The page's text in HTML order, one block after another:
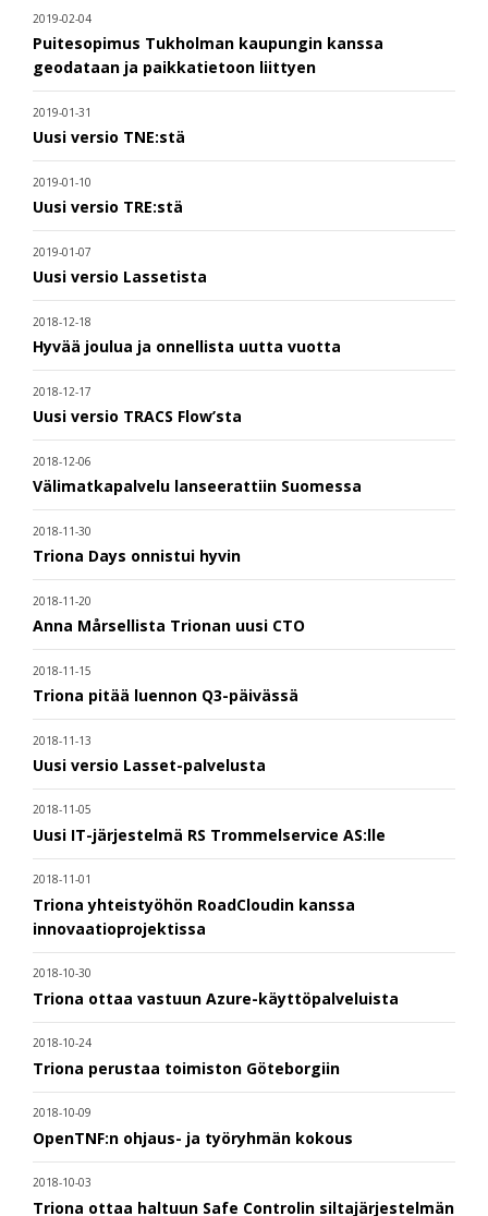
2019-02-04
Puitesopimus Tukholman kaupungin kanssa
geodataan ja paikkatietoon liittyen
2019-01-31
Uusi versio TNE:stä
2019-01-10
Uusi versio TRE:stä
2019-01-07
Uusi versio Lassetista
2018-12-18
Hyvää joulua ja onnellista uutta vuotta
2018-12-17
Uusi versio TRACS Flow’sta
2018-12-06
Välimatkapalvelu lanseerattiin Suomessa
2018-11-30
Triona Days onnistui hyvin
2018-11-20
Anna Mårsellista Trionan uusi CTO
2018-11-15
Triona pitää luennon Q3-päivässä
2018-11-13
Uusi versio Lasset-palvelusta
2018-11-05
Uusi IT-järjestelmä RS Trommelservice AS:lle
2018-11-01
Triona yhteistyöhön RoadCloudin kanssa
innovaatioprojektissa
2018-10-30
Triona ottaa vastuun Azure-käyttöpalveluista
2018-10-24
Triona perustaa toimiston Göteborgiin
2018-10-09
OpenTNF:n ohjaus- ja työryhmän kokous
2018-10-03
Triona ottaa haltuun Safe Controlin siltajärjestelmän